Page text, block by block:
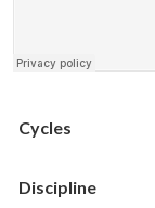
Cycles
Discipline